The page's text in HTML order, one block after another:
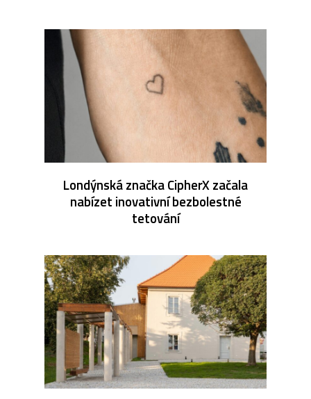
Londýnská značka CipherX začala
nabízet inovativní bezbolestné
tetování